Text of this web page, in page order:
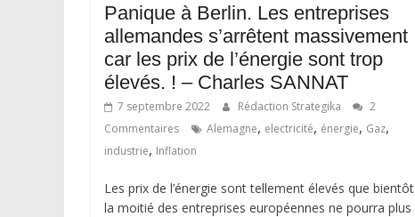
Panique à Berlin. Les entreprises
allemandes s’arrêtent massivement
car les prix de l’énergie sont trop
élevés. ! – Charles SANNAT
7 septembre 2022 Rédaction Strategika
2
Commentaires
Alemagne, electricité, énergie, Gaz,
industrie, Inflation
Les prix de l’énergie sont tellement élevés que bientôt
la moitié des entreprises européennes ne pourra plus